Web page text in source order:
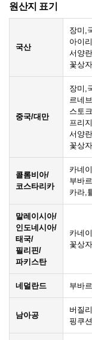
원산지 표기
국산
장미,
아이
서양
꽃상
중국/대만
장미,
르네
스토
프리
서양
꽃상
콜롬비아/
코스타리카
카네
부바
카라,
말레이시아/
인도네시아/
태국/
필리핀/
파키스탄
카네
꽃상
네덜란드 부바
남아공
버질
핑쿠